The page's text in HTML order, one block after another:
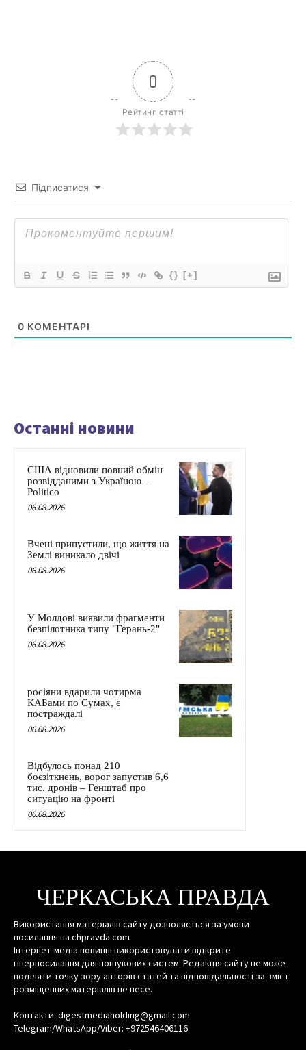
0
Рейтинг статті
Підписатися
{} [+]
0 КОМЕНТАРІ
Останні новини
США відновили повний обмін
розвідданими з Україною –
Politico
06.08.2026
Вчені припустили, що життя на
Землі виникало двічі
06.08.2026
У Молдові виявили фрагменти
безпілотника типу "Герань-2"
06.08.2026
росіяни вдарили чотирма
КАБами по Сумах, є
постраждалі
06.08.2026
Відбулось понад 210
боєзіткнень, ворог запустив 6,6
тис. дронів – Генштаб про
ситуацію на фронті
06.08.2026
ЧЕРКАСЬКА ПРАВДА
Використання матеріалів сайту дозволяється за умови
посилання на chpravda.com
Інтернет-медіа повинні використовувати відкрите
гіперпосилання для пошукових систем. Редакція сайту не може
поділяти точку зору авторів статей та відповідальності за зміст
розміщенних матеріалів не несе.
Контакти: digestmediaholding@gmail.com
Telegram/WhatsApp/Viber: +972546406116